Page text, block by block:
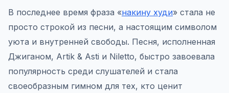
В последнее время фраза «накину худи» стала не
просто строкой из песни, а настоящим символом
уюта и внутренней свободы. Песня, исполненная
Джиганом, Artik & Asti и Niletto, быстро завоевала
популярность среди слушателей и стала
своеобразным гимном для тех, кто ценит